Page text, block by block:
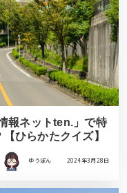
報ネットten.」で特
ひらかたクイズ】
ゆうぽん 2024年3月28日